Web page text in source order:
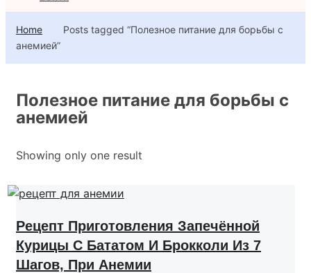
Home
Posts tagged “Полезное питание для борьбы с
анемией”
Полезное питание для борьбы с
анемией
Showing only one result
Рецепт Приготовления Запечённой
Курицы С Бататом И Брокколи Из 7
Шагов, При Анемии